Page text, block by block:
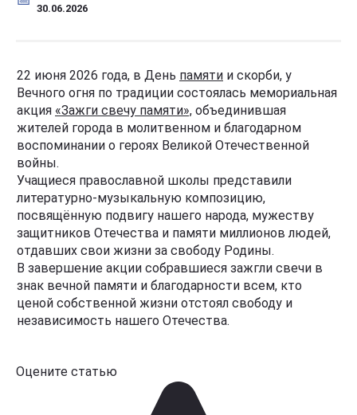
30.06.2026
22 июня 2026 года, в День памяти и скорби, у
Вечного огня по традиции состоялась мемориальная
акция «Зажги свечу памяти», объединившая
жителей города в молитвенном и благодарном
воспоминании о героях Великой Отечественной
войны.
Учащиеся православной школы представили
литературно-музыкальную композицию,
посвящённую подвигу нашего народа, мужеству
защитников Отечества и памяти миллионов людей,
отдавших свои жизни за свободу Родины.
В завершение акции собравшиеся зажгли свечи в
знак вечной памяти и благодарности всем, кто
ценой собственной жизни отстоял свободу и
независимость нашего Отечества.
Оцените статью